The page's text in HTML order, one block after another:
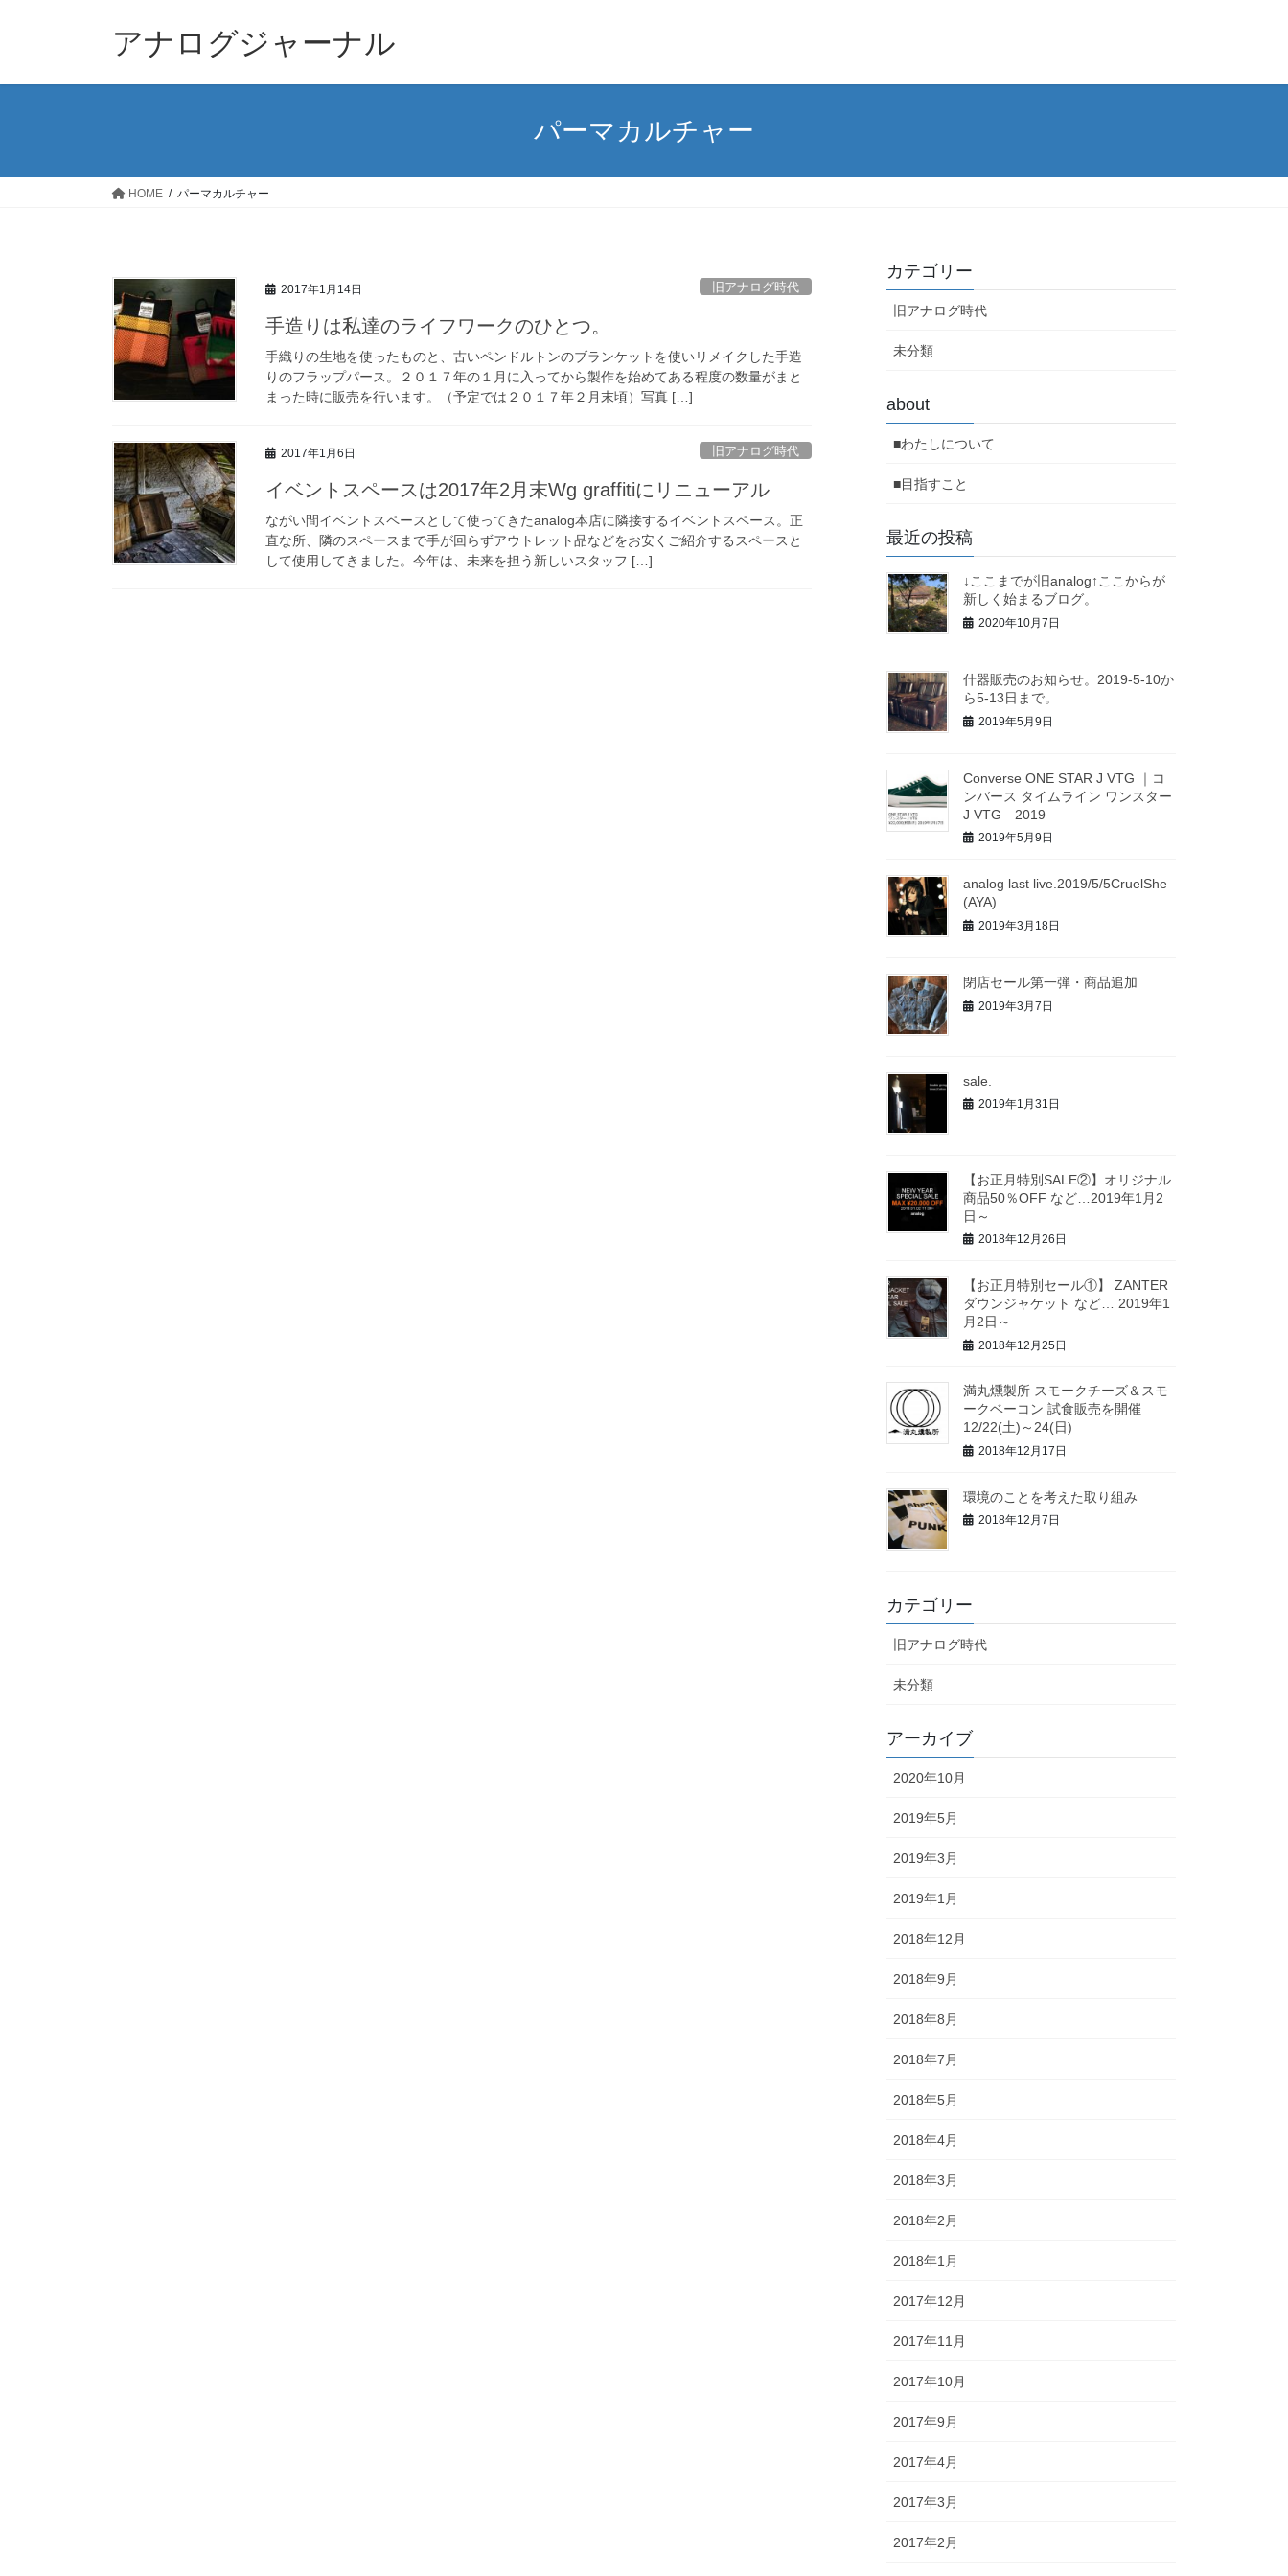
アナログジャーナル
パーマカルチャー
HOME パーマカルチャー
2017年1月14日 旧アナログ時代
手造りは私達のライフワークのひとつ。
手織りの生地を使ったものと、古いペンドルトンのブランケットを使いリメイクした手造
りのフラップパース。２０１７年の１月に入ってから製作を始めてある程度の数量がまと
まった時に販売を行います。（予定では２０１７年２月末頃）写真 […]
2017年1月6日 旧アナログ時代
イベントスペースは2017年2月末Wg graffitiにリニューアル
ながい間イベントスペースとして使ってきたanalog本店に隣接するイベントスペース。正
直な所、隣のスペースまで手が回らずアウトレット品などをお安くご紹介するスペースと
して使用してきました。今年は、未来を担う新しいスタッフ […]
カテゴリー
旧アナログ時代
未分類
about
■わたしについて
■目指すこと
最近の投稿
↓ここまでが旧analog↑ここからが
新しく始まるブログ。
2020年10月7日
什器販売のお知らせ。2019-5-10か
ら5-13日まで。
2019年5月9日
Converse ONE STAR J VTG ｜コ
ンバース タイムライン ワンスター
J VTG 2019
2019年5月9日
analog last live.2019/5/5CruelShe
(AYA)
2019年3月18日
閉店セール第一弾・商品追加
2019年3月7日
sale.
2019年1月31日
【お正月特別SALE②】オリジナル
商品50％OFF など…2019年1月2
日～
2018年12月26日
【お正月特別セール①】 ZANTER
ダウンジャケット など… 2019年1
月2日～
2018年12月25日
満丸燻製所 スモークチーズ＆スモ
ークベーコン 試食販売を開催
12/22(土)～24(日)
2018年12月17日
環境のことを考えた取り組み
2018年12月7日
カテゴリー
旧アナログ時代
未分類
アーカイブ
2020年10月
2019年5月
2019年3月
2019年1月
2018年12月
2018年9月
2018年8月
2018年7月
2018年5月
2018年4月
2018年3月
2018年2月
2018年1月
2017年12月
2017年11月
2017年10月
2017年9月
2017年4月
2017年3月
2017年2月